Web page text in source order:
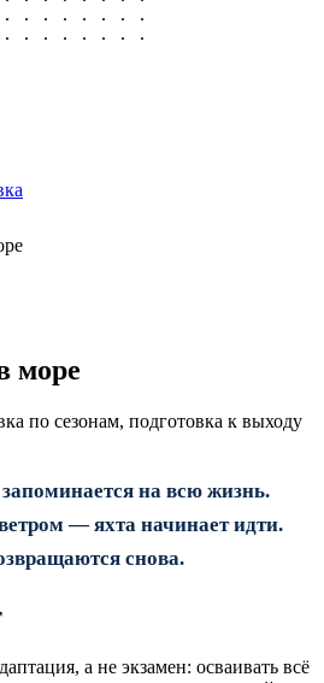
море
по сезонам, подготовка к выходу
на всю жизнь.
— яхта начинает идти.
снова.
а не экзамен: осваивать всё